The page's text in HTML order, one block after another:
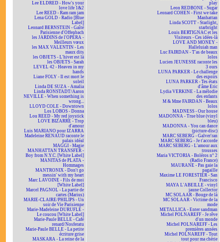
Lee ELDRED - How's your
love life 1&2
Lee REED - Ram ram jam
Lena GOLD - Radio [Blue
Label]
Leonard BERNSTEIN - Gaîté
Parisienne d'Offenbach
les JARDINS de l'OPÉRA -
Meilleurs vœux
les MAX VALENTIN - Les
maux dits
les OBJETS - L'hiver est là
les OBJETS - Sarah
LEVEL 42 - Heaven in my
hands
Liane FOLY - Il est mort le
soleil
Linda DE SUZA - Amalia
Linda RONSTADT/Aaron
NEVILLE - When something is
wrong...
LLOYD COLE - Downtown
Los LOBOS - Donna
Lou REED - My red joystick
LOVE BIZARRE - Trop
d'amour
Luis MARIANO pour IZARRA
Madeleine RENAUD raconte le
palais idéal
MAGGI - Magie
MANHATTAN TRANSFER -
Boy from N.Y.C. [White Label]
MANITAS de PLATA -
Hommages
MANTRONIX - Don't go
messin' with my heart
Marc LAVOINE - Fils de moi
[White Label]
Marcel PAGNOL - La partie de
cartes (Marius)
MARIE-CLAIRE/PHILIPS - Un
soir de Vie Parisienne
Marie-Madeleine DURUFLÉ -
Le coucou [White Label]
Marie-Paule BELLE - Café
renard/Nosferatu
Marie-Paule BELLE - La petite
écriture grise
MASKARA - La reine de la
play
Leon REDBONE - Sugar
Leonard COHEN - First we take
Manhattan
Linda SCOTT - Starlight,
starbright
Louis BERTIGNAC et les
Visiteurs - Ces idées-là
LOVE AND MONEY -
Halleluiah man
Luc FAIRDAN - T'as de beaux
lolos
Lucien JEUNESSE raconte les
3 ours
LUNA PARKER - Le challenge
des espoirs
LUNA PARKER - Tes états
d'âme Eric
Lydia VERKINE - La mélodie
des enfants
M & Mme FAIRDAN - Beaux
lolos
MADNESS - Our house
MADONNA - True blue (vinyl
bleu)
MADONNA - You can dance
(picture-disc)
MARC SEBERG - Galver'ran
MARC SEBERG - Je t'accorde
MARC SEBERG - L'amour aux
trousses
Maria VICTORIA - Boléros n° 2
(Radio France)
MAURANE - Pas gaie la
pagaille
Maxime LE FORESTIER - San
Francisco
MAYA L'ABEILLE - vinyl
jaune Collector
MC SOLAAR - Bouge de là
MC SOLAAR - Victime de la
mode
METALLICA - Enter sandman
Michel POLNAREFF - Je rêve
d'un monde
Michel POLNAREFF - Les
premières années
Michel POLNAREFF - Tout
tout pour ma chérie